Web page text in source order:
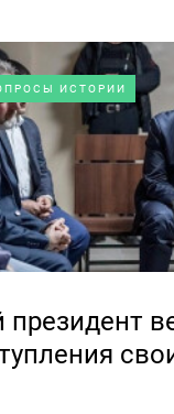
ИСТОРИИ
президент